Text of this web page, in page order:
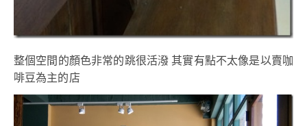
整個空間的顏色非常的跳很活潑 其實有點不太像是以賣咖
啡豆為主的店